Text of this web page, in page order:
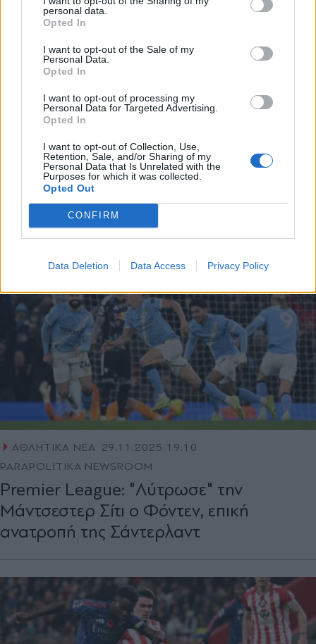
personal data.
Opted In
I want to opt-out of the Sale of my
Personal Data.
Opted In
I want to opt-out of processing my
Personal Data for Targeted Advertising.
Opted In
I want to opt-out of Collection, Use,
Retention, Sale, and/or Sharing of my
Personal Data that Is Unrelated with the
Purposes for which it was collected.
Opted Out
CONFIRM
Data Deletion Data Access Privacy Policy
ΑΘΛΗΤΙΚΑ ΝΕΑ 04.12.2025 00:40
Premier League: Βυθίστηκε ξανά στην
εσωστρέφεια η Λίβερπουλ, η Λιντς
"ταπείνωσε" την Τσέλσι!
ΑΘΛΗΤΙΚΑ ΝΕΑ 29.11.2025 19:10
PARAPOLITIKA NEWSROOM
Premier League: "Λύτρωσε" την
Μάντσεστερ Σίτι ο Φόντεν, επική
ανατροπή της Σάντερλαντ
Αποδέχομαι τους
και την πολιτική απορρήτου
X